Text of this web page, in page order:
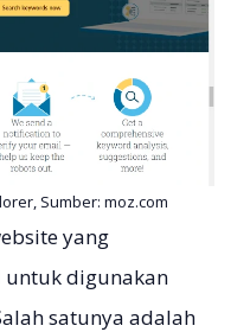
Sumber: moz.com
yang
untuk digunakan
satunya adalah